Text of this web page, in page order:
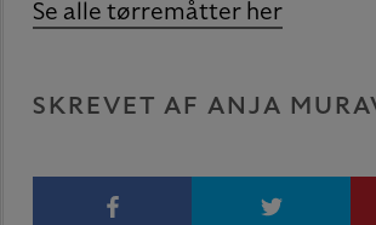
Se alle tørremåtter her
SKREVET AF ANJA